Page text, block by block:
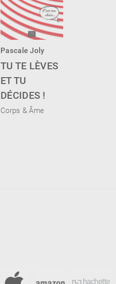
Pascale Joly
TU TE LÈVES
ET TU
DÉCIDES !
Corps & Âme